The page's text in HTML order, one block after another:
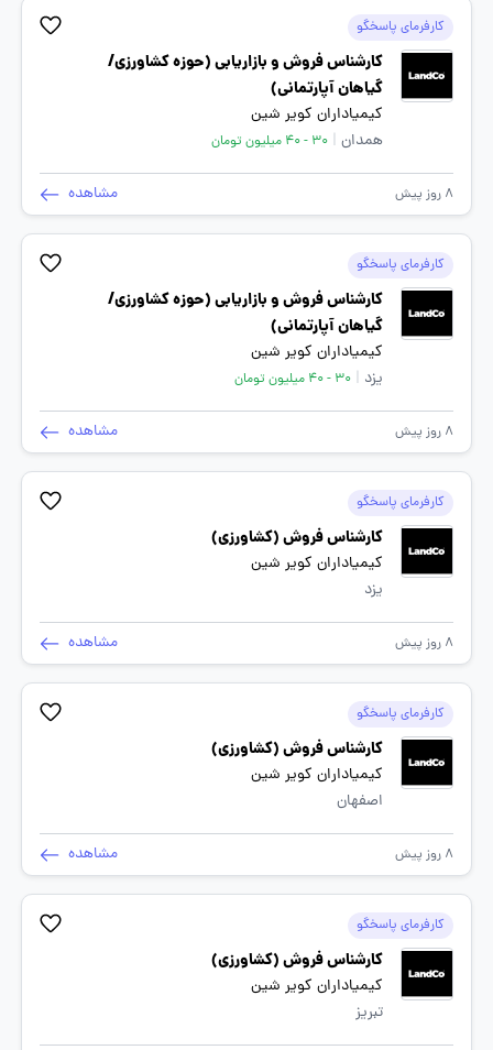
کارفرمای پاسخگو
کارشناس فروش و بازاریابی (حوزه کشاورزی/
گیاهان آپارتمانی)
کیمیاداران کویر شین
همدان | 30 - 40 میلیون تومان
8 روز پیش مشاهده
کارفرمای پاسخگو
کارشناس فروش و بازاریابی (حوزه کشاورزی/
گیاهان آپارتمانی)
کیمیاداران کویر شین
یزد | 30 - 40 میلیون تومان
8 روز پیش مشاهده
کارفرمای پاسخگو
کارشناس فروش (کشاورزی)
کیمیاداران کویر شین
یزد
8 روز پیش مشاهده
کارفرمای پاسخگو
کارشناس فروش (کشاورزی)
کیمیاداران کویر شین
اصفهان
8 روز پیش مشاهده
کارفرمای پاسخگو
کارشناس فروش (کشاورزی)
کیمیاداران کویر شین
تبریز